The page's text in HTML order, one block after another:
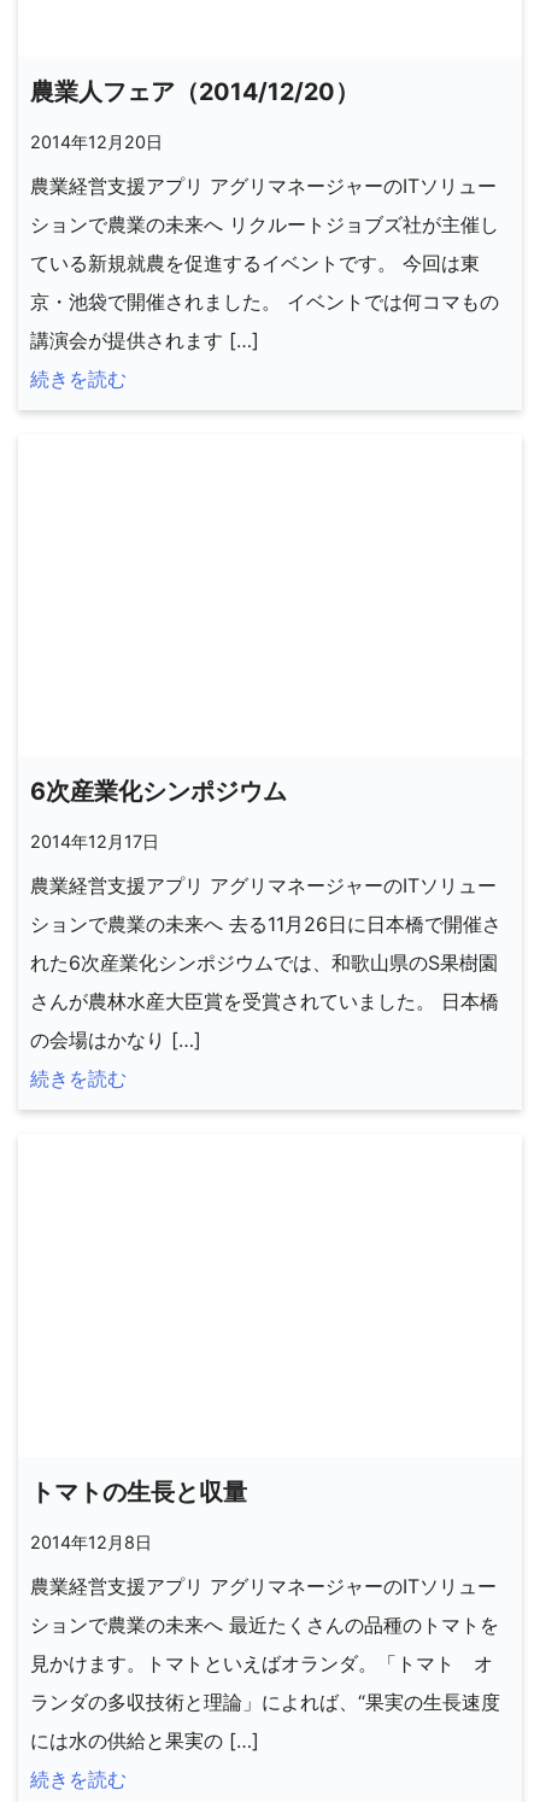
農業人フェア（2014/12/20）
2014年12月20日
農業経営支援アプリ アグリマネージャーのITソリュー
ションで農業の未来へ リクルートジョブズ社が主催し
ている新規就農を促進するイベントです。 今回は東
京・池袋で開催されました。 イベントでは何コマもの
講演会が提供されます […]
続きを読む
6次産業化シンポジウム
2014年12月17日
農業経営支援アプリ アグリマネージャーのITソリュー
ションで農業の未来へ 去る11月26日に日本橋で開催さ
れた6次産業化シンポジウムでは、和歌山県のS果樹園
さんが農林水産大臣賞を受賞されていました。 日本橋
の会場はかなり […]
続きを読む
トマトの生長と収量
2014年12月8日
農業経営支援アプリ アグリマネージャーのITソリュー
ションで農業の未来へ 最近たくさんの品種のトマトを
見かけます。トマトといえばオランダ。「トマト オ
ランダの多収技術と理論」によれば、“果実の生長速度
には水の供給と果実の […]
続きを読む